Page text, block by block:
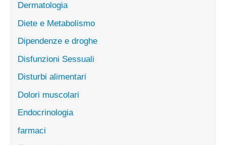
Dermatologia
Diete e Metabolismo
Dipendenze e droghe
Disfunzioni Sessuali
Disturbi alimentari
Dolori muscolari
Endocrinologia
farmaci